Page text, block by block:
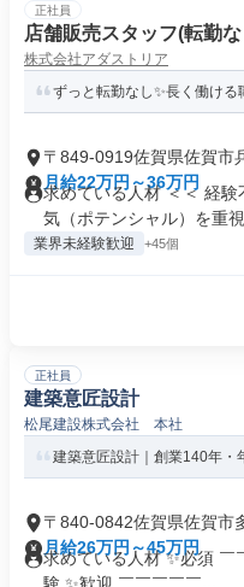
正社員
店舗販売スタッフ(転勤
株式会社アダストリア
ずっと転勤なし✨長く働け
〒849-0919佐賀県佐賀市
月給22万円～36万円
求めている人材 ＜＜ 経
気（ポテンシャル）を重視
業界未経験歓迎 +45個
正社員
建築意匠設計
松尾建設株式会社 本社
建築意匠設計｜創業140年・
〒840-0842佐賀県佐賀市
月給26万円～45万円
求めている人材 ✨必須